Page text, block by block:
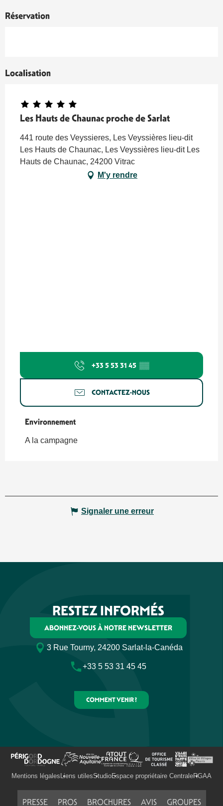
Réservation
Localisation
Les Hauts de Chaunac proche de Sarlat
441 route des Veyssieres, Les Veyssières lieu-dit
Les Hauts de Chaunac, Les Veyssières lieu-dit Les
Hauts de Chaunac, 24200 Vitrac
M'y rendre
+33 5 53 31 45 ▒▒
CONTACTEZ-NOUS
Environnement
Environnement
A la campagne
Signaler une erreur
RESTEZ INFORMÉS
ABONNEZ-VOUS À NOTRE NEWSLETTER
3 Rue Tourny, 24200 Sarlat-la-Canéda
+33 5 53 31 45 45
COMMENT VENIR ?
Mentions légales Liens utilesStudioEspace propriétaire CentraleRGAA
PRESSE PROS BROCHURES AVIS GROUPES